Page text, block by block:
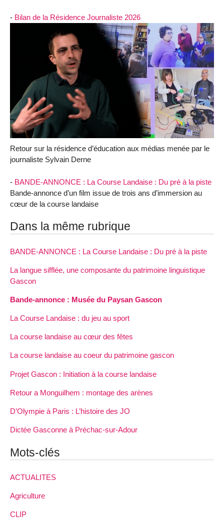
- Bilan de la Résidence Journaliste 2026
Retour sur la résidence d’éducation aux médias menée par le
journaliste Sylvain Derne
- BANDE-ANNONCE : La Course Landaise : Du pré à la piste
Bande-annonce d’un film issue de trois ans d’immersion au
cœur de la course landaise
Dans la même rubrique
BANDE-ANNONCE : La Course Landaise : Du pré à la piste
La langue sifflée, une composante du patrimoine linguistique
Gascon
Bande-annonce : Musée du Paysan Gascon
La Course Landaise : du jeu au sport
La course landaise au cœur des fêtes
La course landaise au coeur du patrimoine gascon
Projet Gascon : Initiation à la course landaise
Retour a Monguilhem : montage des arènes
D’Olympie à Paris : L’histoire des JO
Dictée Gasconne à Préchac-sur-Adour
Mots-clés
ACTUALITES
Agriculture
CLIP